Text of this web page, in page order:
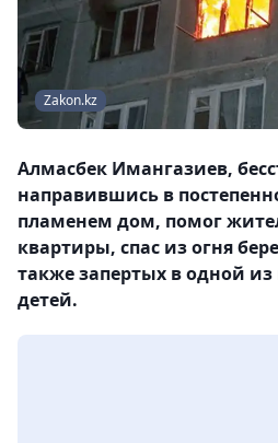
Zakon.kz
Алмасбек Имангазиев,
направившись в
пламенем дом, помог
квартиры, спас из огня
также запертых в одной
детей.